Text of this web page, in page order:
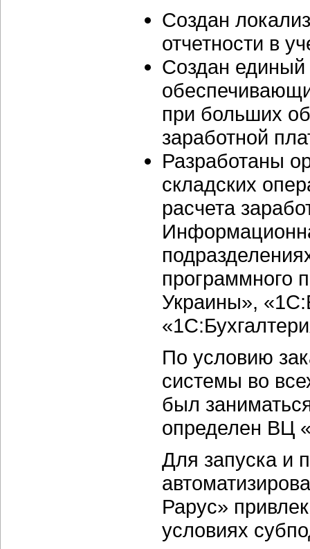
Создан
отчетности в
Создан единый
при больших
заработной
Разработаны
складских
расчета
программного
Украины»,
По условию
системы во
был
определен ВЦ
Для запуска и
Рарус»
условиях